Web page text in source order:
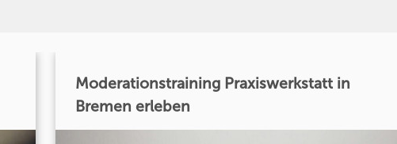
Moderationstraining Praxiswerkstatt in
Bremen erleben